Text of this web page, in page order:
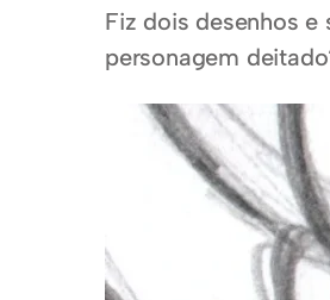
Fiz dois desenhos
personagem